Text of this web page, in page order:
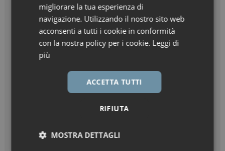
migliorare la tua esperienza di
navigazione. Utilizzando il nostro sito web
acconsenti a tutti i cookie in conformità
con la nostra policy per i cookie. Leggi di
più
ACCETTA TUTTI
RIFIUTA
MOSTRA DETTAGLI